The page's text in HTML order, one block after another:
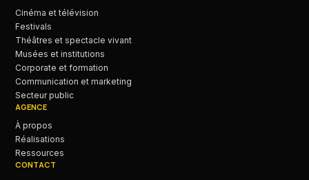
Cinéma et télévision
Festivals
Théâtres et spectacle vivant
Musées et institutions
Corporate et formation
Communication et marketing
Secteur public
AGENCE
À propos
Réalisations
Ressources
CONTACT